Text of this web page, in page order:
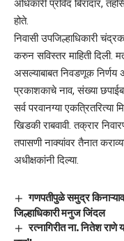
अधिकारी प्रंविद बिरादार,
होते.
निवासी उपजिल्हाधिकारी
करुन सविस्तर माहिती दिली.
असल्याबाबत निवडणूक निर्णय
प्रकाशकाचे नाव, संख्या
सर्व परवानग्या
खिडकी राबवावी. तक्रार
तपासणी नाक्यांवर तैनात
अधीक्षकांनी दिल्या.
गणपतीपुळे समुद्र
जिल्हाधिकारी मनुज जिंदल
रत्नागिरीत ना. नितेश राणे